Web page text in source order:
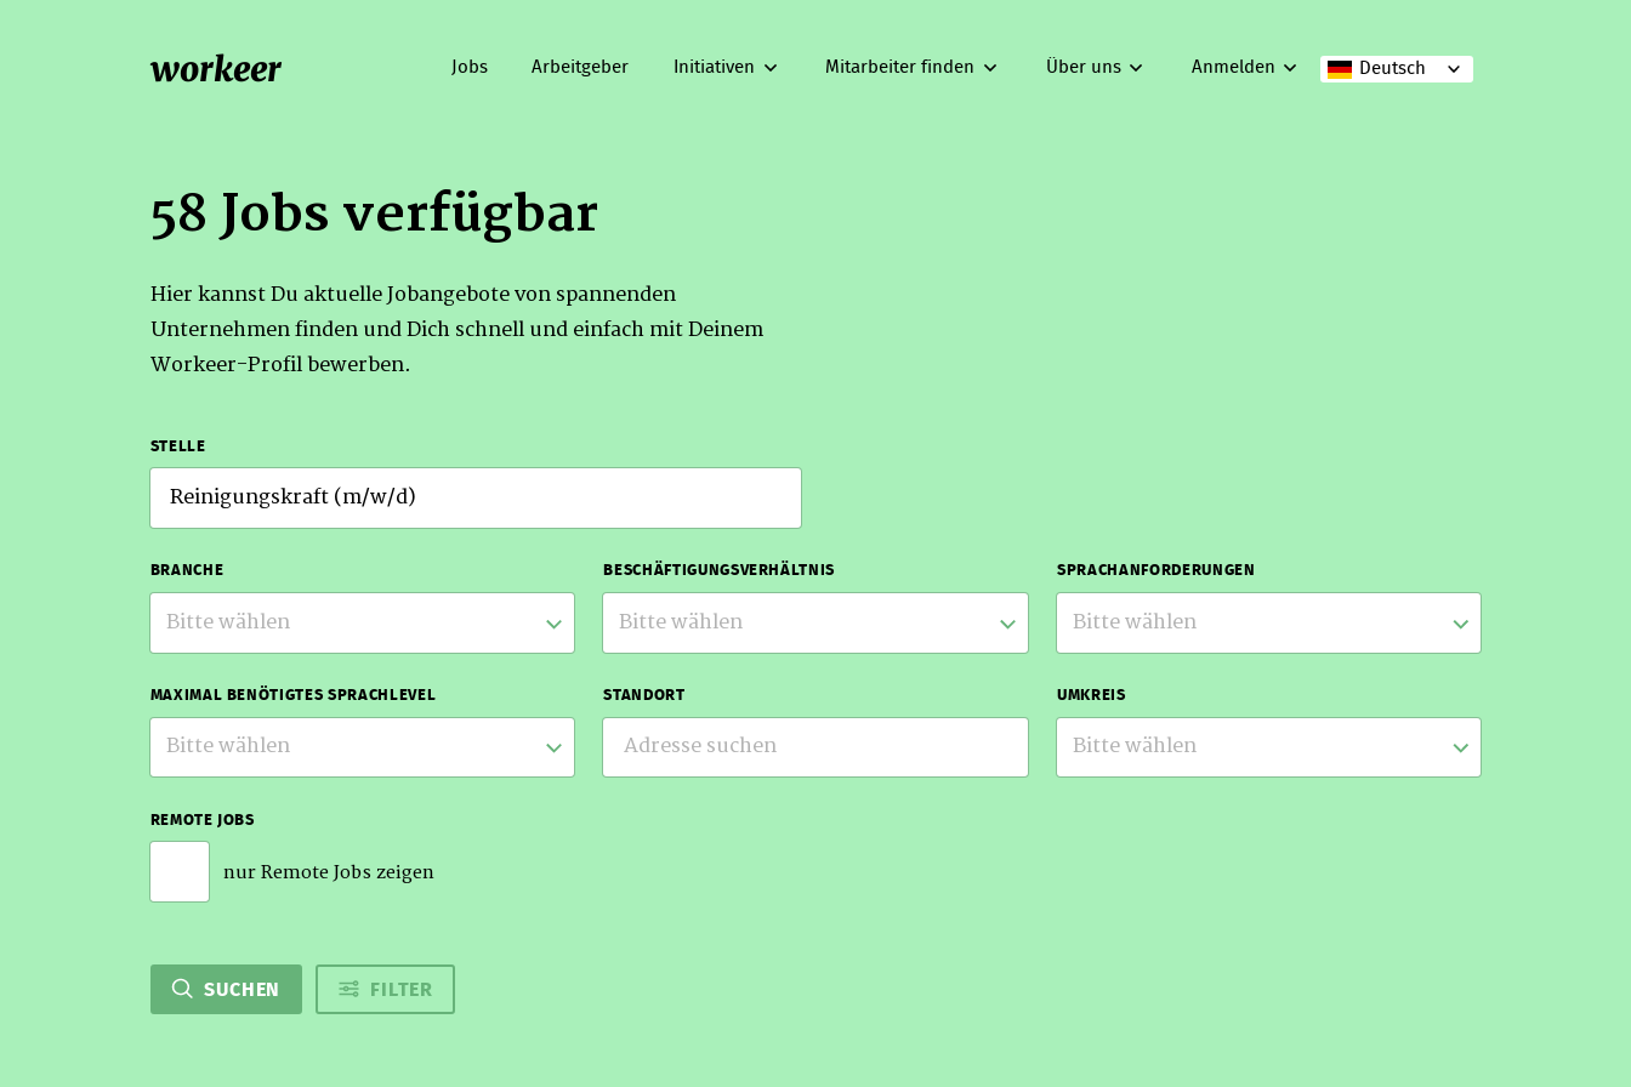
workeer Deutsch
Jobs Arbeitgeber Initiativen Mitarbeiter finden Über uns Anmelden
58 Jobs verfügbar
Hier kannst Du aktuelle Jobangebote von spannenden
Unternehmen finden und Dich schnell und einfach mit Deinem
Workeer-Profil bewerben.
STELLE
BRANCHE
Bitte wählen
BESCHÄFTIGUNGSVERHÄLTNIS
Bitte wählen
SPRACHANFORDERUNGEN
Bitte wählen
MAXIMAL BENÖTIGTES SPRACHLEVEL
Bitte wählen
STANDORT UMKREIS
Bitte wählen
REMOTE JOBS
nur Remote Jobs zeigen
SUCHEN FILTER